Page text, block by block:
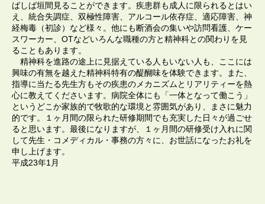
ばしば垣間見ることができます。疾患群も成人に限られるとはい
え、統合失調症、双極性障害、アルコール依存症、適応障害、神
経梅毒（初診）など様々。他にも断酒会の集いや訪問看護、ケー
スワーカー、OTなどいろんな職種の方と精神科との関わりを見
ることもあります。
精神科を進路の途上に見据えている人もいない人も、ここには
興味の有無を越えた精神科特有の醍醐味を体験できます。また、
指導に当たる先生方もその疾患のメカニズムとリアリティーを熱
心に教えてくださいます。病院全体にも「一体となって働こう」
というどこか家族的で牧歌的な環境と雰囲気があり、まさに魅力
的です。１ヶ月間の限られた研修期間でも充実した日々が過ごせ
ると思います。最後になりますが、１ヶ月間の研修受け入れに関
して先生・コメディカル・事務の方々に、お世話になったお礼を
申し上げます。
平成23年1月